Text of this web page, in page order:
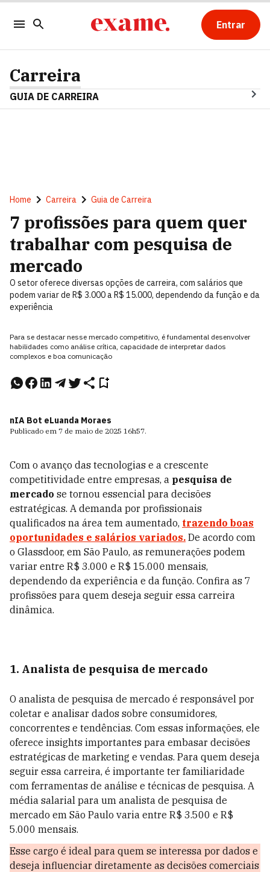
Entrar
Carreira
GUIA DE CARREIRA
Home Carreira Guia de Carreira
7 profissões para quem quer
trabalhar com pesquisa de
mercado
O setor oferece diversas opções de carreira, com salários que
podem variar de R$ 3.000 a R$ 15.000, dependendo da função e da
experiência
Para se destacar nesse mercado competitivo, é fundamental desenvolver
habilidades como análise crítica, capacidade de interpretar dados
complexos e boa comunicação
nIA Bot eLuanda Moraes
Publicado em 7 de maio de 2025 16h57.
Com o avanço das tecnologias e a crescente
competitividade entre empresas, a pesquisa de
mercado se tornou essencial para decisões
estratégicas. A demanda por profissionais
qualificados na área tem aumentado, trazendo boas
oportunidades e salários variados. De acordo com
o Glassdoor, em São Paulo, as remunerações podem
variar entre R$ 3.000 e R$ 15.000 mensais,
dependendo da experiência e da função. Confira as 7
profissões para quem deseja seguir essa carreira
dinâmica.
1. Analista de pesquisa de mercado
O analista de pesquisa de mercado é responsável por
coletar e analisar dados sobre consumidores,
concorrentes e tendências. Com essas informações, ele
oferece insights importantes para embasar decisões
estratégicas de marketing e vendas. Para quem deseja
seguir essa carreira, é importante ter familiaridade
com ferramentas de análise e técnicas de pesquisa. A
média salarial para um analista de pesquisa de
mercado em São Paulo varia entre R$ 3.500 e R$
5.000 mensais.
Esse cargo é ideal para quem se interessa por dados e
deseja influenciar diretamente as decisões comerciais